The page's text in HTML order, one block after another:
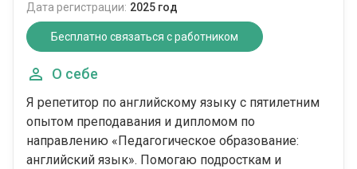
Дата регистрации: 2025 год
Бесплатно связаться с работником
О себе
Я репетитор по английскому языку с пятилетним
опытом преподавания и дипломом по
направлению «Педагогическое образование:
английский язык». Помогаю подросткам и